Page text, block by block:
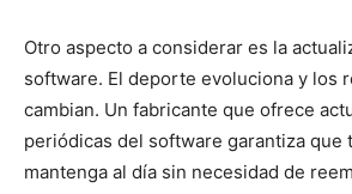
Otro aspecto a considerar es la
software. El deporte evoluciona y los
cambian. Un fabricante que ofrece
periódicas del software garantiza que
mantenga al día sin necesidad de